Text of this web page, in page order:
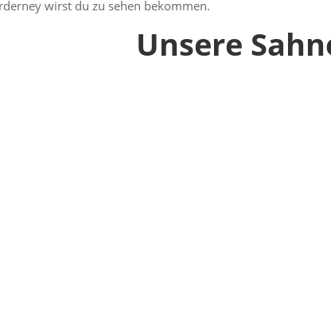
wirst du zu sehen bekommen.
Unsere